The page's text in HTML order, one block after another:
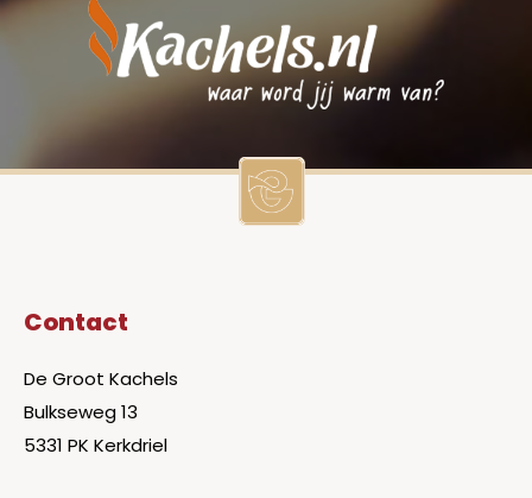
Contact
De Groot Kachels
Bulkseweg 13
5331 PK Kerkdriel